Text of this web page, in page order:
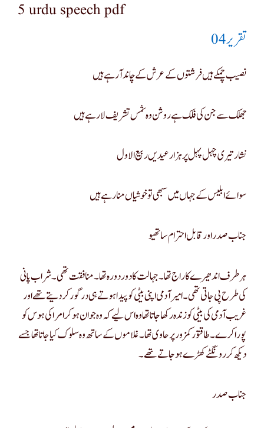
5 urdu speech pdf
تقریر 04
نصیب چمکے ہیں فرشتوں کے عرش کے چاند آرہے ہیں
جھلک سے جن کی فلک ہے روشن وہ شمس تشریف لا رہے ہیں
نشار تیری چہل پہل پر ہزار عیدیں ربیع الاول
سوائے ابلیس کے جہاں میں سبھی تو خوشیاں منا رہے ہیں
جناب صدر اور قابل احترام ساتھیو
ہر طرف اندھیرے کا راج تھا۔ جہالت کا دور دورہ تھا۔ منافقت تھی۔ شراب پانی
کی طرح پی جاتی تھی۔ امیر آدمی اپنی بیٹی کو پیدا ہوتے ہی درگور کر دیتے تھے اور
غریب آدمی کی بیٹی کو زندہ رکھا جاتا تھا وہ اس لیے کہ وہ جوان ہو کر امرا کی ہوس کو
پورا کرے۔ طاقتور کمزور پر حاوی تھا۔ غلاموں کے ساتھ وہ سلوک کیا جاتا تھا جسے
دیکھ کر رونگٹے کھڑے ہو جاتے تھے ۔
جناب صدر